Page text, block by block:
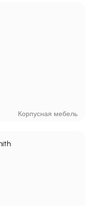
Корпусная мебель